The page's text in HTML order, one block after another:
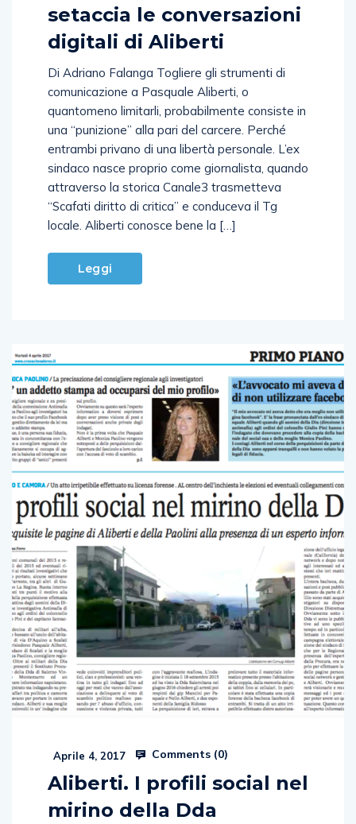
setaccia le conversazioni
digitali di Aliberti
Di Adriano Falanga Togliere gli strumenti di
comunicazione a Pasquale Aliberti, o
quantomeno limitarli, probabilmente consiste in
una “punizione” alla pari del carcere. Perché
entrambi privano di una libertà personale. L’ex
sindaco nasce proprio come giornalista, quando
attraverso la storica Canale3 trasmetteva
“Scafati diritto di critica” e conduceva il Tg
locale. Aliberti conosce bene la […]
Leggi
Aprile 4, 2017 Comments (0)
Aliberti. I profili social nel
mirino della Dda